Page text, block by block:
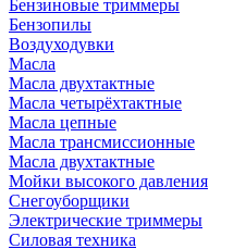
Бензиновые триммеры
Бензопилы
Воздуходувки
Масла
Масла двухтактные
Масла четырёхтактные
Масла цепные
Масла трансмиссионные
Масла двухтактные
Мойки высокого давления
Снегоуборщики
Электрические триммеры
Силовая техника